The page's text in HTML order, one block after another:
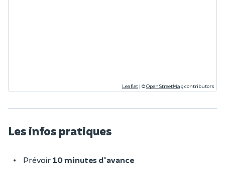
Leaflet | ©OpenStreetMapcontributors
Les infos pratiques
Prévoir 10 minutes d'avance